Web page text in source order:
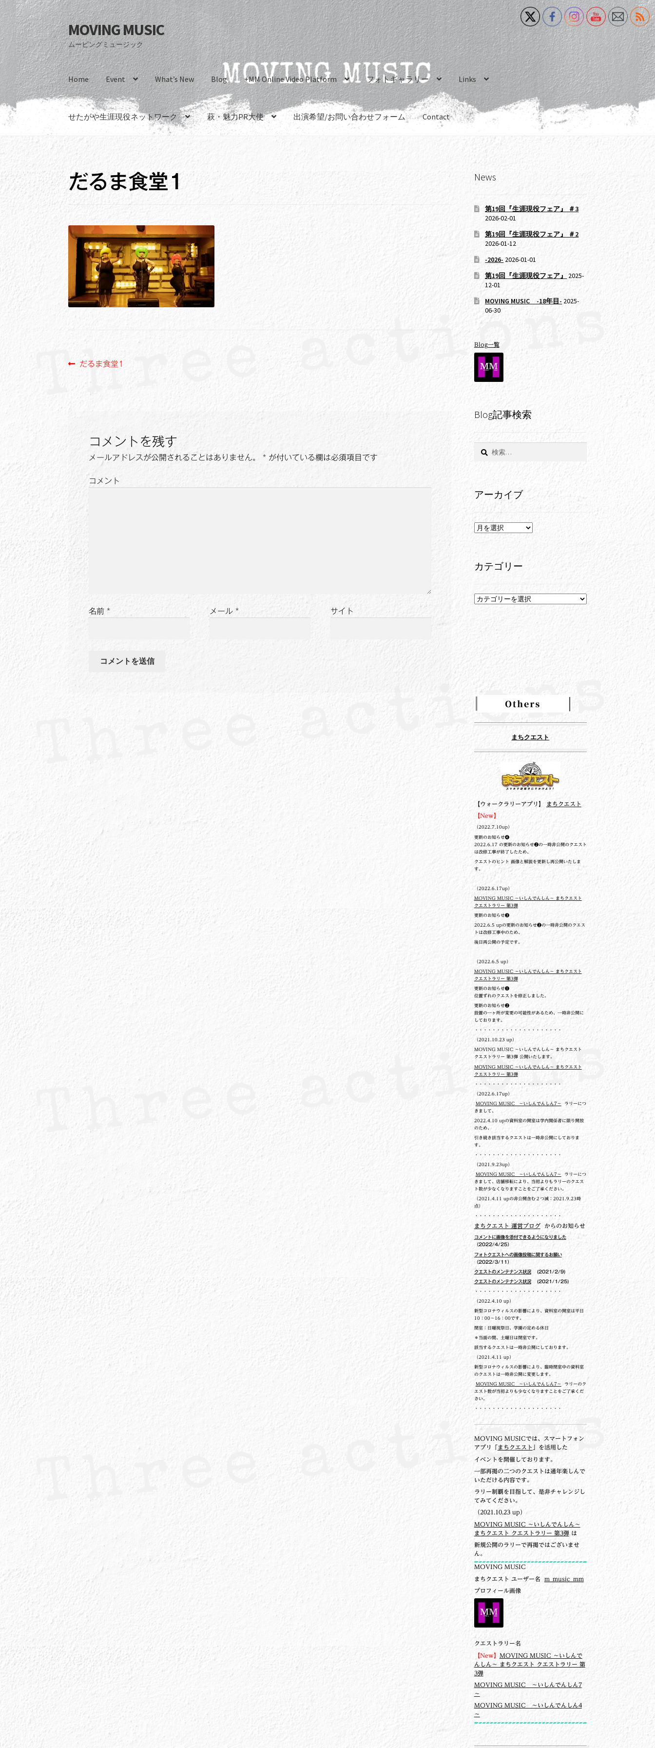
ナ
ビ
ゲ
ー
シ
ョ
ン
ス
コ
ン
テ
ン
ツ
へ
ス
ッ
MOVING MUSIC
ムービングミュージック
Home Event What’s New Blog +MM Online Video Platform フォトギャラリー Links
せたがや生涯現役ネットワーク 萩・魅力PR大使 出演希望/お問い合わせフォーム Contact
だるま食堂1
投
稿
ナ
ョ
前
だるま食堂1
コメントを残す
メールアドレスが公開されることはありません。 *が付いている欄は必須項目です
コメント
名前 * メール * サイト
News
第19回『生涯現役フェア』 ＃3
2026-02-01
第19回『生涯現役フェア』 ＃2
2026-01-12
-2026- 2026-01-01
第19回『生涯現役フェア』
2025-
12-01
MOVING MUSIC -18年目- 2025-
06-30
Blog一覧
Blog記事検索
アーカイブ
ア
ブ
カテゴリー
カ
ー
まちクエスト
【ウォークラリーアプリ】 まちクエスト
【New】
（2022.7.10up）
更新のお知らせ❹
2022.6.17 の更新のお知らせ❷の一時非公開のクエスト
は改修工事が終了したため、
クエストのヒント 画像と解説を更新し再公開いたしま
す。
（2022.6.17up）
MOVING MUSIC ～いしんでんしん～ まちクエスト
クエストラリー 第3弾
更新のお知らせ❸
2022.6.5 upの更新のお知らせ❷の一時非公開のクエス
トは改修工事中のため、
後日再公開の予定です。
（2022.6.5 up）
MOVING MUSIC ～いしんでんしん～ まちクエスト
クエストラリー 第3弾
更新のお知らせ❶
位置ずれのクエストを修正しました。
更新のお知らせ❷
設置の一ヶ所が変更の可能性があるため、一時非公開に
しております。
・・・・・・・・・・・・・・・・・・・・
（2021.10.23 up）
MOVING MUSIC ～いしんでんしん～ まちクエスト
クエストラリー 第3弾 公開いたします。
MOVING MUSIC ～いしんでんしん～ まちクエスト
クエストラリー 第3弾
・・・・・・・・・・・・・・・・・・・・
（2022.6.17up）
MOVING MUSIC ～いしんでんしん7～ ラリーにつ
きまして、
2022.4.10 upの資料室の開室は学内関係者に限り開放
のため、
引き続き該当するクエストは一時非公開にしておりま
す。
・・・・・・・・・・・・・・・・・・・・
（2021.9.23up）
MOVING MUSIC ～いしんでんしん7～ ラリーにつ
きまして、店舗移転により、当初よりもラリーのクエス
ト数が少なくなりますことをご了承ください。
（2021.4.11 upの非公開含む２つ減：2021.9.23時
点）
・・・・・・・・・・・・・・・・・・・・
まちクエスト 運営ブログからのお知らせ
コメントに画像を添付できるようになりました
（2022/4/25）
フォトクエストへの画像投稿に関するお願い
（2022/3/11）
クエストのメンテナンス状況(2021/2/9)
クエストのメンテナンス状況(2021/1/25)
・・・・・・・・・・・・・・・・・・・・
（2022.4.10 up）
新型コロナウィルスの影響により、資料室の開室は平日
10：00～16：00です。
閉室：日曜祝祭日、学園の定める休日
＊当面の間、土曜日は閉室です。
該当するクエストは一時非公開にしております。
（2021.4.11 up）
新型コロナウィルスの影響により、臨時閉室中の資料室
のクエストは一時非公開に変更します。
MOVING MUSIC ～いしんでんしん7～ ラリーのク
エスト数が当初よりも少なくなりますことをご了承くだ
さい。
・・・・・・・・・・・・・・・・・・・・
MOVING MUSICでは、スマートフォン
アプリ「
まちクエスト 」を活用した
イベントを開催しております。
一部再掲の二つのクエストは通年楽しんで
いただける内容です。
ラリー制覇を目指して、是非チャレンジし
てみてください。
（2021.10.23 up）
MOVING MUSIC ～いしんでんしん～
まちクエスト クエストラリー 第3弾は
新規公開のラリーで再掲ではございませ
ん。
MOVING MUSIC
まちクエスト ユーザー名 m_music_mm
プロフィール画像
クエストラリー名
【New】 MOVING MUSIC ～いしんで
んしん～ まちクエスト クエストラリー 第
3弾
MOVING MUSIC ～いしんでんしん7
～
MOVING MUSIC ～いしんでんしん4
～